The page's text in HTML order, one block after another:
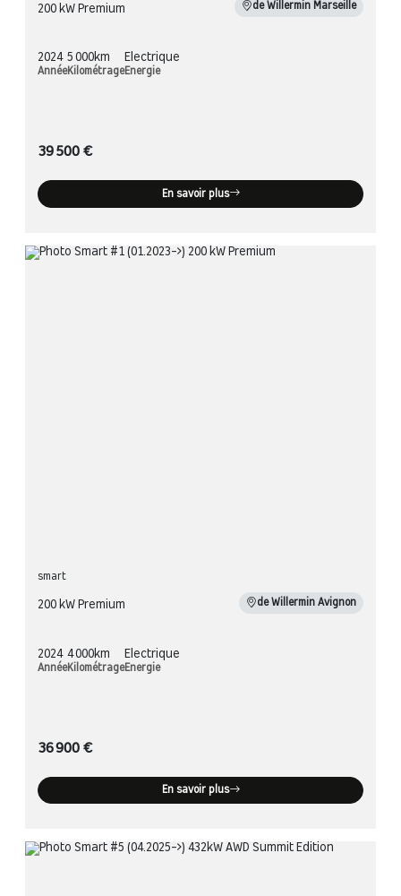
200 kW Premium de Willermin Marseille
2024
Année
5 000km
Kilométrage
Electrique
Energie
39 500 €
En savoir plus
smart
200 kW Premium de Willermin Avignon
2024
Année
4 000km
Kilométrage
Electrique
Energie
36 900 €
En savoir plus